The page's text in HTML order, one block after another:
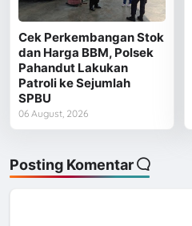
Cek Perkembangan Stok
dan Harga BBM, Polsek
Pahandut Lakukan
Patroli ke Sejumlah
SPBU
06 August, 2026
Posting Komentar